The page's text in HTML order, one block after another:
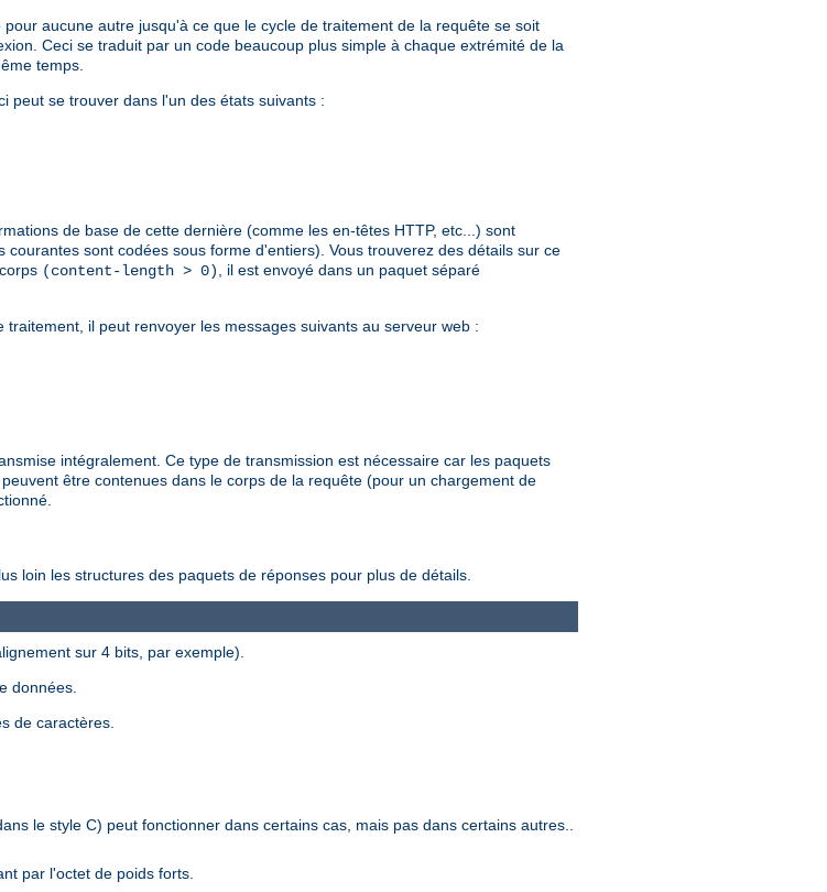
aucune autre jusqu'à ce que le cycle de traitement de la requête se soit
Ceci se traduit par un code beaucoup plus simple à chaque extrémité de la
temps.
peut se trouver dans l'un des états suivants :
de base de cette dernière (comme les en-têtes HTTP, etc...) sont
sont codées sous forme d'entiers). Vous trouverez des détails sur ce
(content-length > 0)
, il est envoyé dans un paquet séparé
il peut renvoyer les messages suivants au serveur web :
intégralement. Ce type de transmission est nécessaire car les paquets
être contenues dans le corps de la requête (pour un chargement de
loin les structures des paquets de réponses pour plus de détails.
sur 4 bits, par exemple).
données.
de caractères.
le style C) peut fonctionner dans certains cas, mais pas dans certains autres..
par l'octet de poids forts.